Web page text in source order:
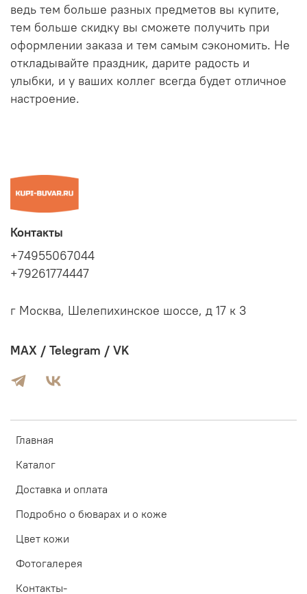
ведь тем больше разных предметов вы купите,
тем больше скидку вы сможете получить при
оформлении заказа и тем самым сэкономить. Не
откладывайте праздник, дарите радость и
улыбки, и у ваших коллег всегда будет отличное
настроение.
Главная
Каталог
Доставка и оплата
Подробно о бюварах и о коже
Цвет кожи
Фотогалерея
Контакты-
Контакты
+74955067044
+79261774447
г Москва, Шелепихинское шоссе, д 17 к 3
MAX / Telegram / VK